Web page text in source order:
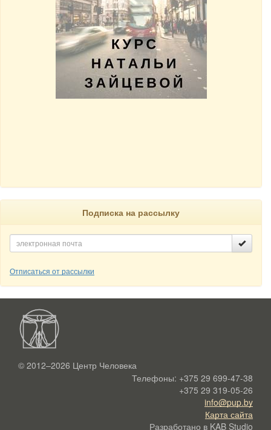
Подписка на рассылку
Отписаться от рассылки
© 2012–2026 Центр Человека
Телефоны: +375 29 699-47-38
+375 29 319-05-26
info@pup.by
Карта сайта
Разработано в KAB Studio